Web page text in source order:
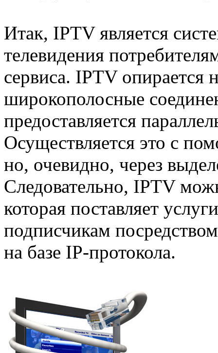
Итак, IPTV является
телевидения
сервиса. IPTV опирается
широкополосные
предоставляется
Осуществляется это с
но, очевидно, через
Следовательно, IPTV
которая поставляет
подписчикам
на базе IP-протокола.